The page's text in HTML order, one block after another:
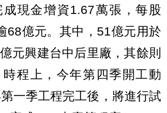
現金增資1.67萬張，每股
68億元。其中，51億元用於
元興建台中后里廠，其餘則
程上，今年第四季開工動
一季工程完工後，將進行試